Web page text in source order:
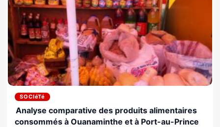
SOCIéTé
Analyse comparative des produits alimentaires
consommés à Ouanaminthe et à Port-au-Prince